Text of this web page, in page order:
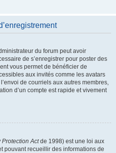
du forum peut avoir
de s’enregistrer pour poster des
vous permet de bénéficier de
aux invités comme les avatars
de courriels aux autres membres,
d’un compte est rapide et vivement
Protection Actde 1998) est une loi aux
pouvant recueillir des informations de